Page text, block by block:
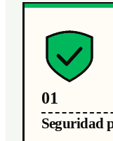
01
Seguridad